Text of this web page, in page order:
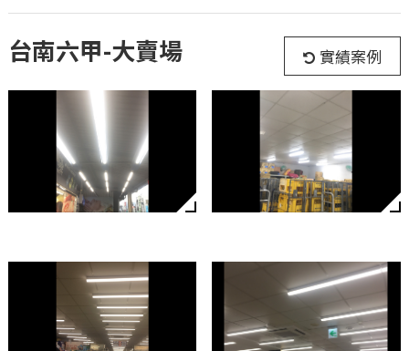
台南六甲-大賣場 實績案例